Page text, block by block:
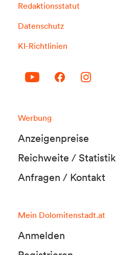
Redaktionsstatut
Datenschutz
KI-Richtlinien
Werbung
Anzeigenpreise
Reichweite / Statistik
Anfragen / Kontakt
Mein Dolomitenstadt.at
Anmelden